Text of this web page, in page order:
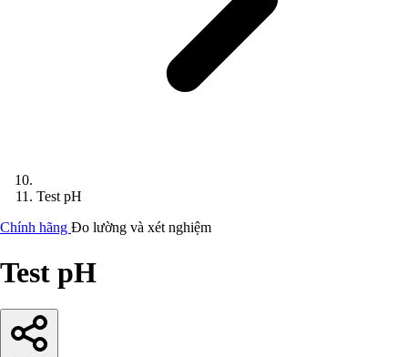
Test pH
Chính hãng Đo lường và xét nghiệm
Test pH